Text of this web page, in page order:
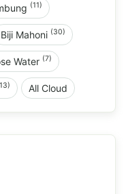
(11)
Biji Mahoni (30)
Water (7)
All Cloud